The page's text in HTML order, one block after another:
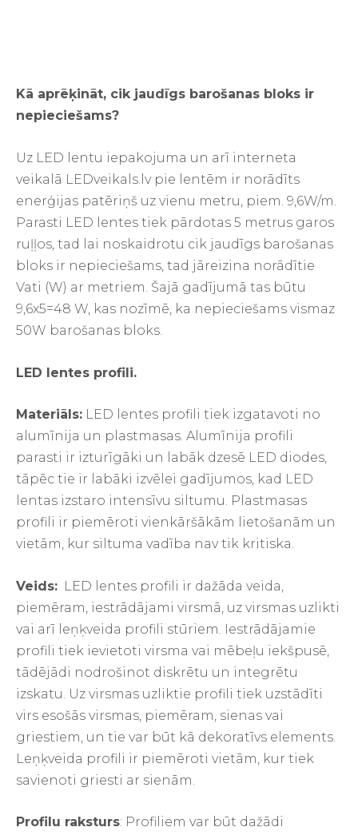
Kā aprēķināt, cik jaudīgs barošanas bloks ir
nepieciešams?
Uz LED lentu iepakojuma un arī interneta
veikalā LEDveikals.lv pie lentēm ir norādīts
enerģijas patēriņš uz vienu metru, piem. 9,6W/m.
Parasti LED lentes tiek pārdotas 5 metrus garos
ruļļos, tad lai noskaidrotu cik jaudīgs barošanas
bloks ir nepieciešams, tad jāreizina norādītie
Vati (W) ar metriem. Šajā gadījumā tas būtu
9,6x5=48 W, kas nozīmē, ka nepieciešams vismaz
50W barošanas bloks.
LED lentes profili.
Materiāls: LED lentes profili tiek izgatavoti no
alumīnija un plastmasas. Alumīnija profili
parasti ir izturīgāki un labāk dzesē LED diodes,
tāpēc tie ir labāki izvēlei gadījumos, kad LED
lentas izstaro intensīvu siltumu. Plastmasas
profili ir piemēroti vienkāršākām lietošanām un
vietām, kur siltuma vadība nav tik kritiska.
Veids: LED lentes profili ir dažāda veida,
piemēram, iestrādājami virsmā, uz virsmas uzlikti
vai arī leņķveida profili stūriem. Iestrādājamie
profili tiek ievietoti virsma vai mēbeļu iekšpusē,
tādējādi nodrošinot diskrētu un integrētu
izskatu. Uz virsmas uzliktie profili tiek uzstādīti
virs esošās virsmas, piemēram, sienas vai
griestiem, un tie var būt kā dekoratīvs elements.
Leņķveida profili ir piemēroti vietām, kur tiek
savienoti griesti ar sienām.
Profilu raksturs: Profiliem var būt dažādi